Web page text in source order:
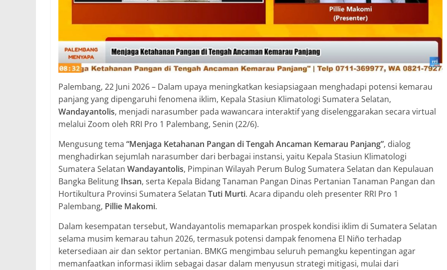
Palembang, 22 Juni 2026 – Dalam upaya meningkatkan kesiapsiagaan menghadapi potensi kemarau
panjang yang dipengaruhi fenomena iklim, Kepala Stasiun Klimatologi Sumatera Selatan,
Wandayantolis, menjadi narasumber pada wawancara interaktif yang diselenggarakan secara virtual
melalui Zoom oleh RRI Pro 1 Palembang, Senin (22/6).
Mengusung tema “Menjaga Ketahanan Pangan di Tengah Ancaman Kemarau Panjang”, dialog
menghadirkan sejumlah narasumber dari berbagai instansi, yaitu Kepala Stasiun Klimatologi
Sumatera Selatan Wandayantolis, Pimpinan Wilayah Perum Bulog Sumatera Selatan dan Kepulauan
Bangka Belitung Ihsan, serta Kepala Bidang Tanaman Pangan Dinas Pertanian Tanaman Pangan dan
Hortikultura Provinsi Sumatera Selatan Tuti Murti. Acara dipandu oleh presenter RRI Pro 1
Palembang, Pillie Makomi.
Dalam kesempatan tersebut, Wandayantolis memaparkan prospek kondisi iklim di Sumatera Selatan
selama musim kemarau tahun 2026, termasuk potensi dampak fenomena El Niño terhadap
ketersediaan air dan sektor pertanian. BMKG mengimbau seluruh pemangku kepentingan agar
memanfaatkan informasi iklim sebagai dasar dalam menyusun strategi mitigasi, mulai dari